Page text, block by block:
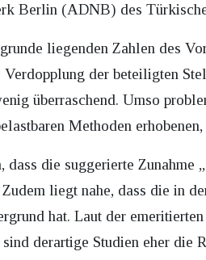
Berlin (ADNB) des
liegenden Zahlen des
Verdopplung der beteiligten
überraschend. Umso
Methoden
dass die suggerierte
liegt nahe, dass die in
hat. Laut der
derartige Studien eher die